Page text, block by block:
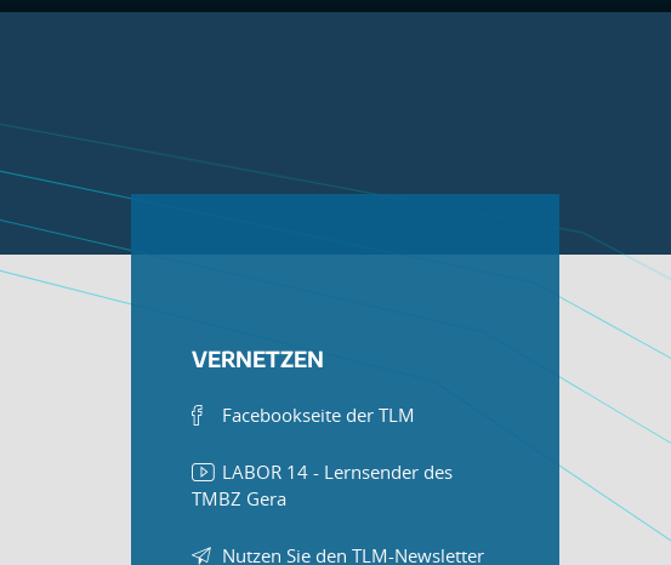
VERNETZEN
Facebookseite der TLM
LABOR 14 - Lernsender des
TMBZ Gera
Nutzen Sie den TLM-Newsletter